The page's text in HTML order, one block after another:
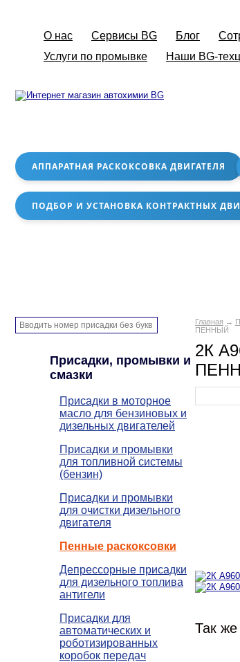
О нас Сервисы BG Блог
Услуги по промывке
Наши BG-
АППАРАТНАЯ РАСКОКСОВКА ДВИГАТЕЛЯ
ПОДБОР И УСТАНОВКА КОНТРАКТНЫХ
Главная →
ПЕННЫЙ
2К
Так же
Присадки, промывки и
смазки
Присадки в моторное
масло для бензиновых и
дизельных двигателей
Присадки и промывки
для топливной системы
(бензин)
Присадки и промывки
для очистки дизельного
двигателя
Пенные раскоксовки
Депрессорные присадки
для дизельного топлива
антигели
Присадки для
автоматических и
роботизированных
коробок передач